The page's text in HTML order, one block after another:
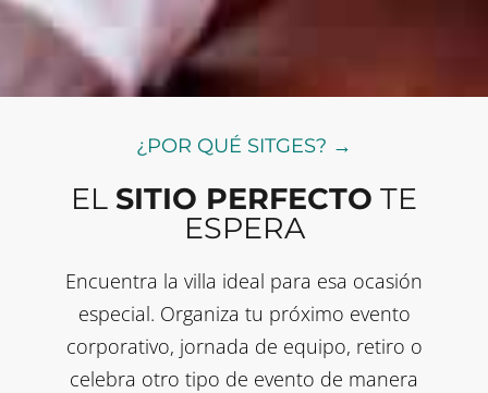
¿POR QUÉ SITGES? →
EL SITIO PERFECTO TE
ESPERA
Encuentra la villa ideal para esa ocasión
especial. Organiza tu próximo evento
corporativo, jornada de equipo, retiro o
celebra otro tipo de evento de manera